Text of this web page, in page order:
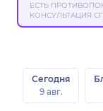
ЕСТЬ
КОНСУЛЬТАЦИЯ
Сегодня
9 авг.